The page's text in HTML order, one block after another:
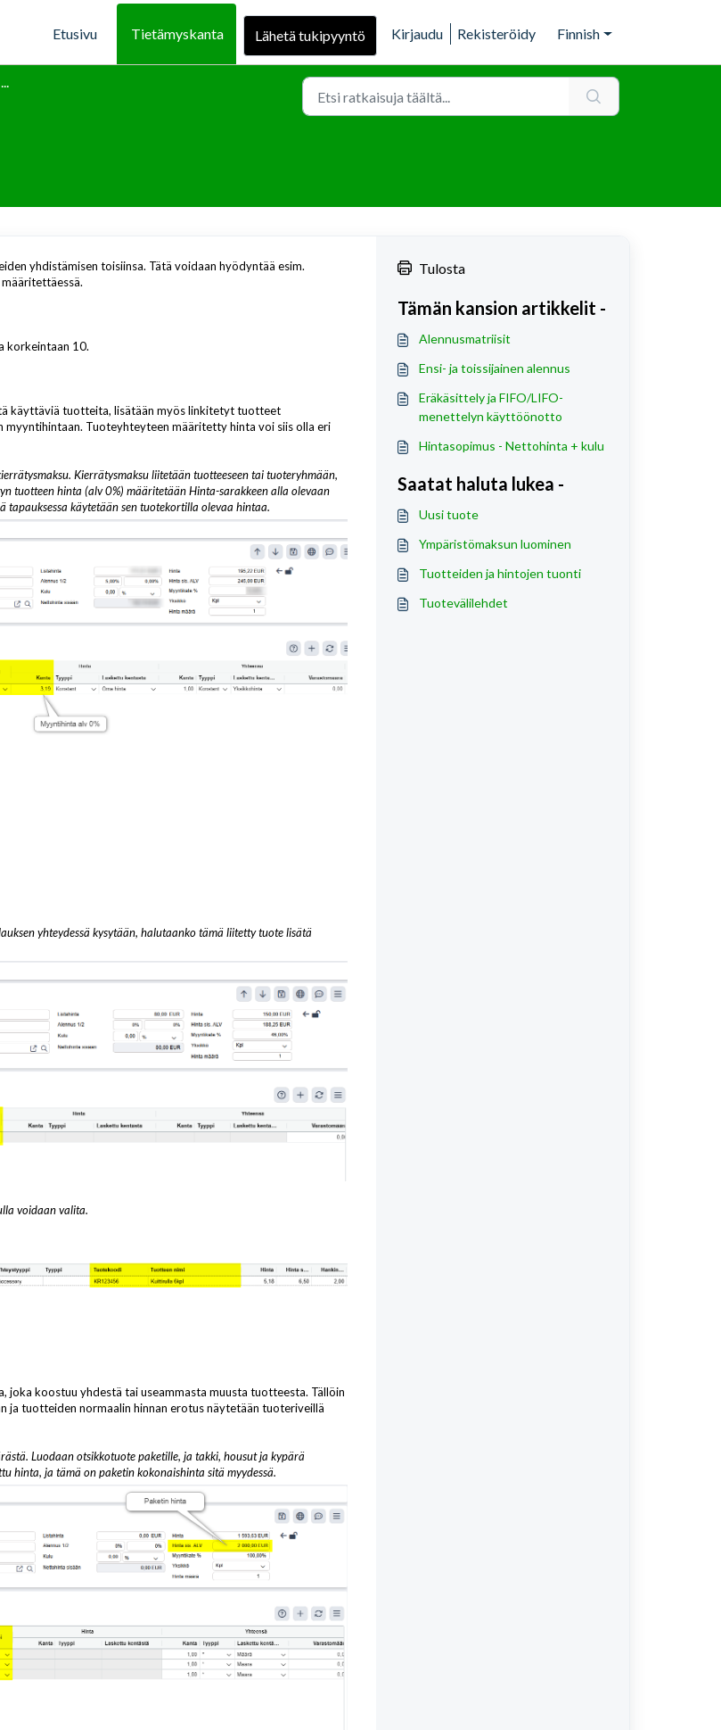
Etusivu
Tietämyskanta Lähetä tukipyyntö Kirjaudu Rekisteröidy Finnish
...
yhdistämisen toisiinsa. Tätä voidaan hyödyntää esim.
korkeintaan 10.
käyttäviä tuotteita, lisätään myös linkitetyt tuotteet
Tuoteyhteyteen määritetty hinta voi siis olla eri
Kierrätysmaksu liitetään tuotteeseen tai tuoteryhmään,
tuotteen hinta (alv 0%) määritetään Hinta-sarakkeen alla olevaan
käytetään sen tuotekortilla olevaa hintaa.
yhteydessä kysytään, halutaanko tämä liitetty tuote lisätä
voidaan valita.
koostuu yhdestä tai useammasta muusta tuotteesta. Tällöin
ja tuotteiden normaalin hinnan erotus näytetään tuoteriveillä
Luodaan otsikkotuote paketille, ja takki, housut ja kypärä
hinta, ja tämä on paketin kokonaishinta sitä myydessä.
Tulosta
Tämän kansion artikkelit -
Alennusmatriisit
Ensi- ja toissijainen alennus
Eräkäsittely ja FIFO/LIFO-
menettelyn käyttöönotto
Hintasopimus - Nettohinta + kulu
Saatat haluta lukea -
Uusi tuote
Ympäristömaksun luominen
Tuotteiden ja hintojen tuonti
Tuotevälilehdet